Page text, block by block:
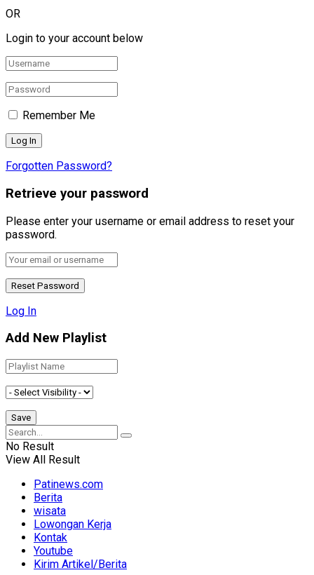
OR
Login to your account below
Remember Me
Forgotten Password?
Retrieve your password
Please enter your username or email address to reset your
password.
Log In
Add New Playlist
No Result
View All Result
Patinews.com
Berita
wisata
Lowongan Kerja
Kontak
Youtube
Kirim Artikel/Berita